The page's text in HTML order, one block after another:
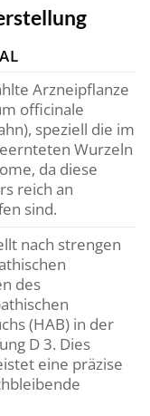
Arzneipflanze
officinale
speziell die im
Wurzeln
da diese
reich an
sind.
nach strengen
des
(HAB) in der
D 3. Dies
eine präzise